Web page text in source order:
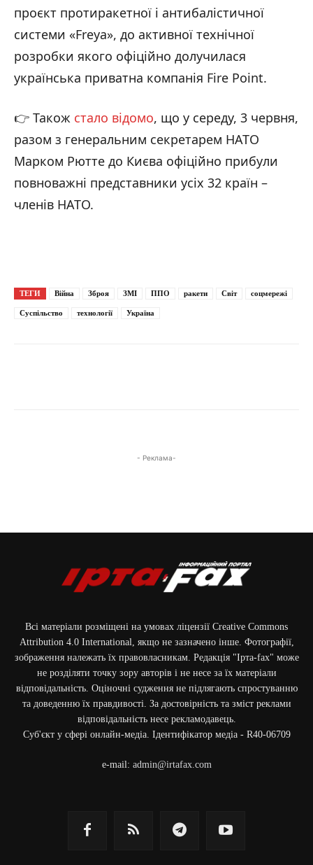
проєкт протиракетної і антибалістичної
системи «Freya», до активної технічної
розробки якого офіційно долучилася
українська приватна компанія Fire Point.
👉 Також стало відомо, що у середу, 3 червня,
разом з генеральним секретарем НАТО
Марком Рютте до Києва офіційно прибули
повноважні представники усіх 32 країн –
членів НАТО.
ТЕГИ Війна Зброя ЗМІ ППО ракети Світ соцмережі
Суспільство технології Україна
- Реклама-
Всі матеріали розміщені на умовах ліцензії Creative Commons
Attribution 4.0 International, якщо не зазначено інше. Фотографії,
зображення належать їх правовласникам. Редакція "Ірта-fax" може
не розділяти точку зору авторів і не несе за їх матеріали
відповідальність. Оціночні судження не підлягають спростуванню
та доведенню їх правдивості. За достовірність та зміст реклами
відповідальність несе рекламодавець.
Cуб'єкт у сфері онлайн-медіа. Ідентифікатор медіа - R40-06709
e-mail: admin@irtafax.com